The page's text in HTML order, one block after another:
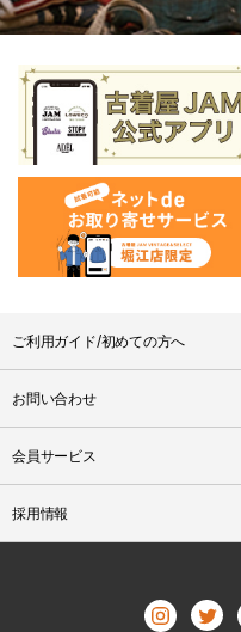
ご利用ガイド/初めての方へ
お問い合わせ
会員サービス
採用情報